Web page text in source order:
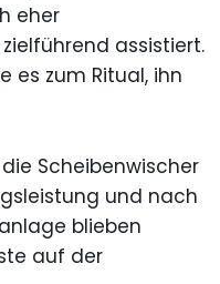
eher
assistiert.
es zum Ritual, ihn
Scheibenwischer
und nach
blieben
auf der